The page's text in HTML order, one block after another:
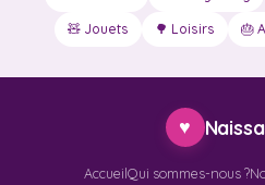
🧸 Jouets 🌳 Loisirs 🎂
♥
Accueil Qui sommes-nous ?